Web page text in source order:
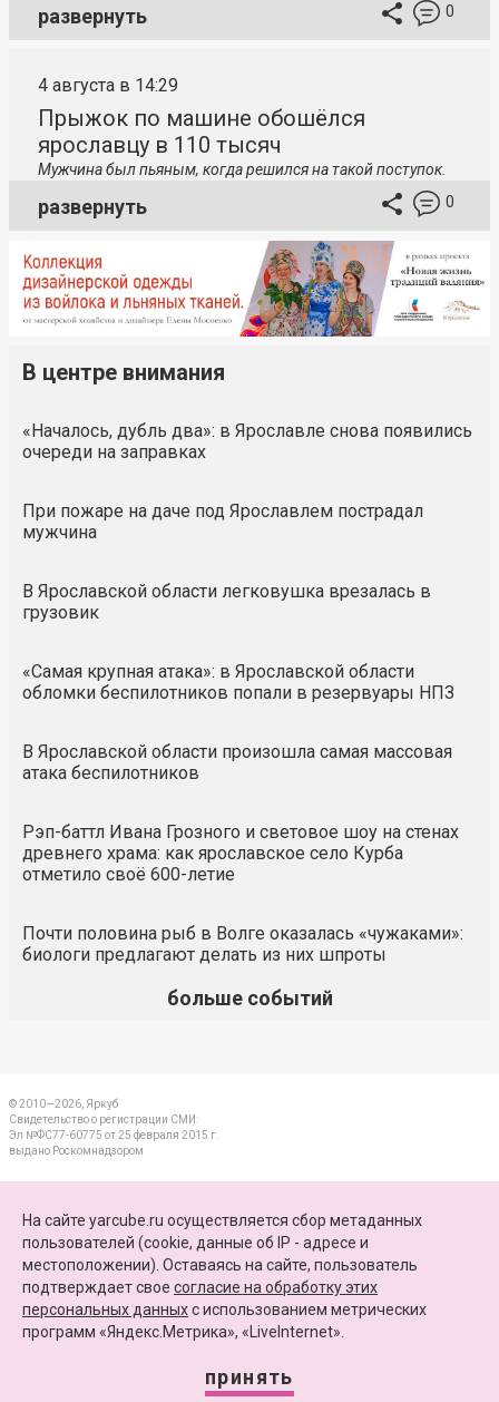
развернуть 0
4 августа в 14:29
Прыжок по машине обошёлся
ярославцу в 110 тысяч
Мужчина был пьяным, когда решился на такой поступок.
развернуть 0
В центре внимания
«Началось, дубль два»: в Ярославле снова появились
очереди на заправках
При пожаре на даче под Ярославлем пострадал
мужчина
В Ярославской области легковушка врезалась в
грузовик
«Самая крупная атака»: в Ярославской области
обломки беспилотников попали в резервуары НПЗ
В Ярославской области произошла самая массовая
атака беспилотников
Рэп-баттл Ивана Грозного и световое шоу на стенах
древнего храма: как ярославское село Курба
отметило своё 600-летие
Почти половина рыб в Волге оказалась «чужаками»:
биологи предлагают делать из них шпроты
больше событий
© 2010—2026, Яркуб
Свидетельство о регистрации СМИ:
Эл №ФС77-60775 от 25 февраля 2015 г.
выдано Роскомнадзором
ПАРТНЕРЫ
КАРТА САЙТА
+7 (4852) 64-15-52
Сайт функционирует при финансовой поддержке Министерства цифрового развития,
связи и массовых коммуникаций Российской Федерации
На сайте yarcube.ru осуществляется сбор метаданных
пользователей (cookie, данные об IP - адресе и
местоположении). Оставаясь на сайте, пользователь
подтверждает свое согласие на обработку этих
персональных данныхc использованием метрических
программ «Яндекс.Метрика», «LiveInternet».
принять